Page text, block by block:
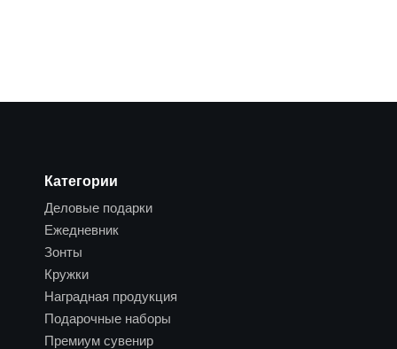
Категории
Деловые подарки
Ежедневник
Зонты
Кружки
Наградная продукция
Подарочные наборы
Премиум сувенир